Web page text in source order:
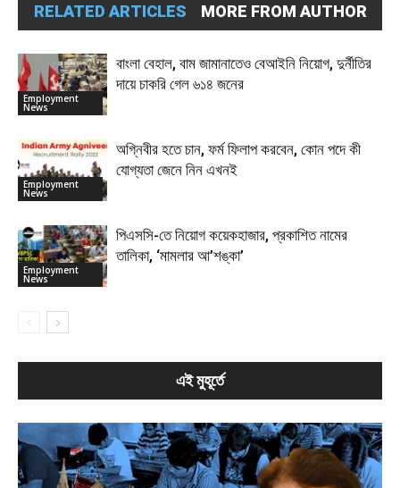
RELATED ARTICLES MORE FROM AUTHOR
Employment
News
বাংলা বেহাল, বাম জামানাতেও বেআইনি নিয়োগ, দুর্নীতির
দায়ে চাকরি গেল ৬১৪ জনের
Employment
News
অগ্নিবীর হতে চান, ফর্ম ফিলাপ করবেন, কোন পদে কী
যোগ্যতা জেনে নিন এখনই
Employment
News
পিএসসি-তে নিয়োগ কয়েকহাজার, প্রকাশিত নামের
তালিকা, ‘মামলার আ’শঙ্কা’
এই মুহূর্তে